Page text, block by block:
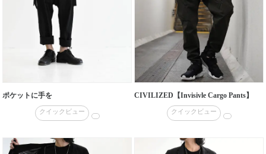
ポケットに手を
クイックビュー
CIVILIZED【Invisivle Cargo Pants】
クイックビュー